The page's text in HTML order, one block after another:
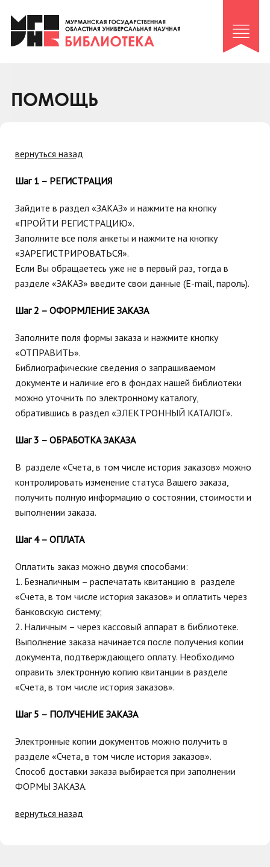
Клуб «Гиря и сельдерей»
Клуб «Семейный архив»
Коллегам
ПОМОЩЬ
вернуться назад
Шаг 1 – РЕГИСТРАЦИЯ
Зайдите в раздел «ЗАКАЗ» и нажмите на кнопку
«ПРОЙТИ РЕГИСТРАЦИЮ».
Заполните все поля анкеты и нажмите на кнопку
«ЗАРЕГИСТРИРОВАТЬСЯ».
Если Вы обращаетесь уже не в первый раз, тогда в
разделе «ЗАКАЗ» введите свои данные (E-mail, пароль).
Шаг 2 – ОФОРМЛЕНИЕ ЗАКАЗА
Заполните поля формы заказа и нажмите кнопку
«ОТПРАВИТЬ».
Библиографические сведения о запрашиваемом
документе и наличие его в фондах нашей библиотеки
можно уточнить по электронному каталогу,
обратившись в раздел «ЭЛЕКТРОННЫЙ КАТАЛОГ».
Шаг 3 – ОБРАБОТКА ЗАКАЗА
В разделе «Счета, в том числе история заказов» можно
контролировать изменение статуса Вашего заказа,
получить полную информацию о состоянии, стоимости и
выполнении заказа.
Шаг 4 – ОПЛАТА
Оплатить заказ можно двумя способами:
1. Безналичным – распечатать квитанцию в разделе
«Счета, в том числе история заказов» и оплатить через
банковскую систему;
2. Наличным – через кассовый аппарат в библиотеке.
Выполнение заказа начинается после получения копии
документа, подтверждающего оплату. Необходимо
оправить электронную копию квитанции в разделе
«Счета, в том числе история заказов».
Шаг 5 – ПОЛУЧЕНИЕ ЗАКАЗА
Электронные копии документов можно получить в
разделе «Счета, в том числе история заказов».
Способ доставки заказа выбирается при заполнении
ФОРМЫ ЗАКАЗА.
вернуться назад